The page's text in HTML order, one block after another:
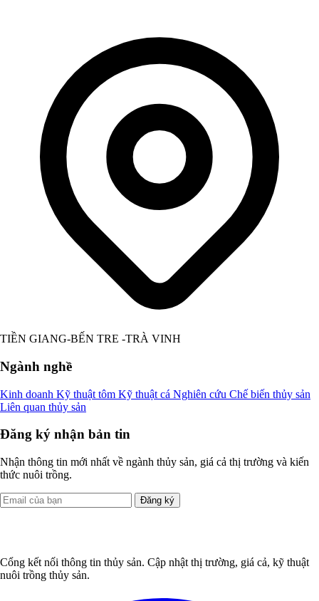
TIỀN GIANG-BẾN TRE -TRÀ VINH
Ngành nghề
Kinh doanh Kỹ thuật tôm Kỹ thuật cá Nghiên cứu Chế biến thủy sản
Liên quan thủy sản
Đăng ký nhận bản tin
Nhận thông tin mới nhất về ngành thủy sản, giá cả thị trường và kiến
thức nuôi trồng.
Đăng ký
Cổng kết nối thông tin thủy sản. Cập nhật thị trường, giá cả, kỹ thuật
nuôi trồng thủy sản.